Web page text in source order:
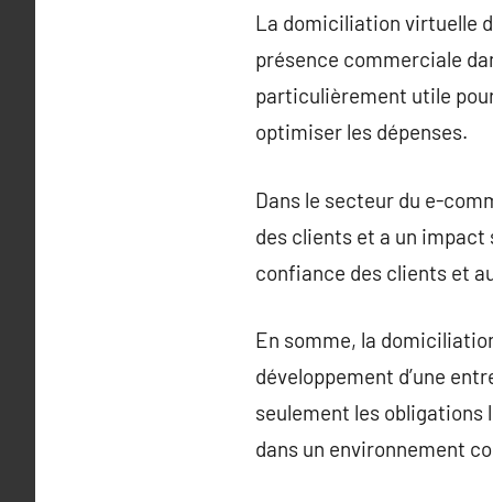
La domiciliation virtuelle
présence commerciale
particulièrement utile
optimiser les dépenses.
Dans le secteur du e-
des clients et a un impact
confiance des clients et
En somme, la
développement d’une
seulement les
dans un environnement